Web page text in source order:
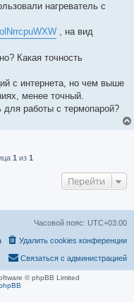
нагреватель с
, на вид
Какая точность
с интернета, но чем выше
менее точный.
работы с термопарой?
1 из 1
Перейти
Часовой пояс: UTC+03:00
Удалить cookies конференции
Связаться с администрацией
© phpBB Limited